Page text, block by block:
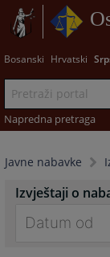
Bosanski Hrvatski
Napredna pretraga
Javne nabavke
Izvještaji o